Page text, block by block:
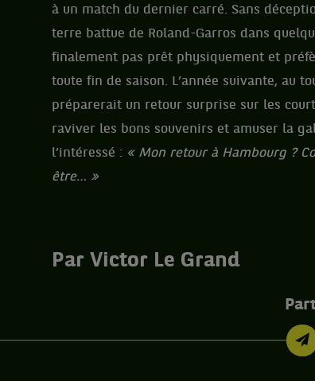
à un match du dernier carré. Sans
terre battue de Roland-Garros dans
finalement pas prêt physiquement et
toute fin de saison. L’année suivante, au
préparerait un retour surprise sur les
raviver les bons souvenirs et amuser la
l’intéressé : « Mon retour à Hambourg ?
être… »
Par Victor Le Grand